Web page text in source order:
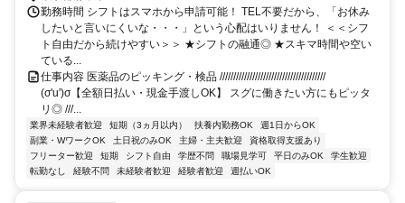
勤務時間 シフトはスマホから申請可能！ TEL不要だから、「お休み
したいと言いにくいな・・・」という心配はいりません！ ＜＜シフ
ト自由だから続けやすい＞＞ ★シフトの融通◎ ★スキマ時間や空い
ている...
仕事内容 医薬品のピッキング・検品 ///////////////////////////////////////
(σ'u')σ【全額日払い・現金手渡しOK】 スグに働きたい方にもピッタ
リ◎ ///...
業界未経験者歓迎 短期（3ヵ月以内） 扶養内勤務OK
週1日からOK
副業・WワークOK
土日祝のみOK 主婦・主夫歓迎
資格取得支援あり
フリーター歓迎
短期 シフト自由 学歴不問 職場見学可 平日のみOK
学生歓迎
転勤なし
経験不問 未経験者歓迎 経験者歓迎 週払いOK